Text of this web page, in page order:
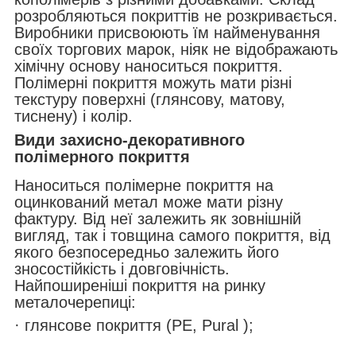
розробляються покриттів не розкривається.
Виробники присвоюють їм найменування
своїх торгових марок, ніяк не відображають
хімічну основу наноситься покриття.
Полімерні покриття можуть мати різні
текстуру поверхні (глянсову, матову,
тиснену) і колір.
Види захисно-декоративного
полімерного покриття
Наноситься полімерне покриття на
оцинкований метал може мати різну
фактуру. Від неї залежить як зовнішній
вигляд, так і товщина самого покриття, від
якого безпосередньо залежить його
зносостійкість і довговічність.
Найпоширеніші покриття на ринку
металочерепиці:
· глянсове покриття (PE, Pural );